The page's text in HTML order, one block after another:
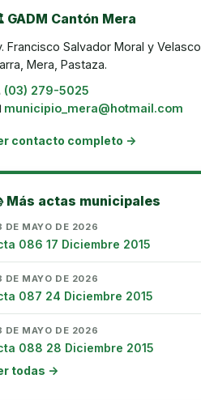
Cantón Mera
Francisco Salvador Moral y Velasco
Mera, Pastaza.
(03) 279-5025
municipio_mera@hotmail.com
contacto completo →
Más actas municipales
DE MAYO DE 2026
086 17 Diciembre 2015
DE MAYO DE 2026
087 24 Diciembre 2015
DE MAYO DE 2026
088 28 Diciembre 2015
todas →